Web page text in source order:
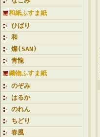
和紙ふすま紙
ひばり
和
燦(SAN)
青龍
織物ふすま紙
のぞみ
はるか
のれん
ちどり
春風